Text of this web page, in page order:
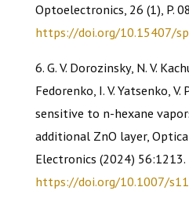
Optoelectronics, 26 (1), P.
https://doi.org/10.15407/
6. G. V. Dorozinsky, N. V.
Fedorenko, I. V. Yatsenko, V.
sensitive to n-hexane
additional ZnO layer,
Electronics (2024) 56:1213.
https://doi.org/10.1007/